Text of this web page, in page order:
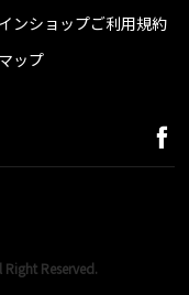
ンショップご利用規約
ップ
Reserved.